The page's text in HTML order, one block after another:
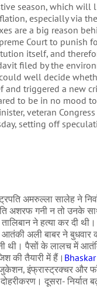
season, which
especially via
are a big reason
Court to punish
itself, and
filed by the
well decide
and triggered a new
to be in no mood
veteran
setting off
अमरुल्ला सालेह ने
अशरफ गनी न तो
ने हत्या कर दी थी।
आतंकी अली बाबर ने
थी। पैसों के लालच में
की तैयारी में हैं। Bhaskar
एजुकेशन, इंफ्रास्ट्रक्चर
दूसरा- निर्यात